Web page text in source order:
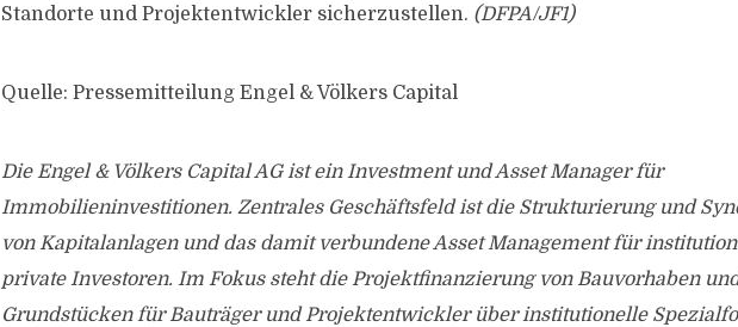
Standorte und Projektentwickler sicherzustellen. (DFPA/JF1)
Quelle: Pressemitteilung Engel & Völkers Capital
Die Engel & Völkers Capital AG ist ein Investment und Asset Manager für
Immobilieninvestitionen. Zentrales Geschäftsfeld ist die Strukturierung und
von Kapitalanlagen und das damit verbundene Asset Management für
private Investoren. Im Fokus steht die Projektfinanzierung von Bauvorhaben
Grundstücken für Bauträger und Projektentwickler über institutionelle